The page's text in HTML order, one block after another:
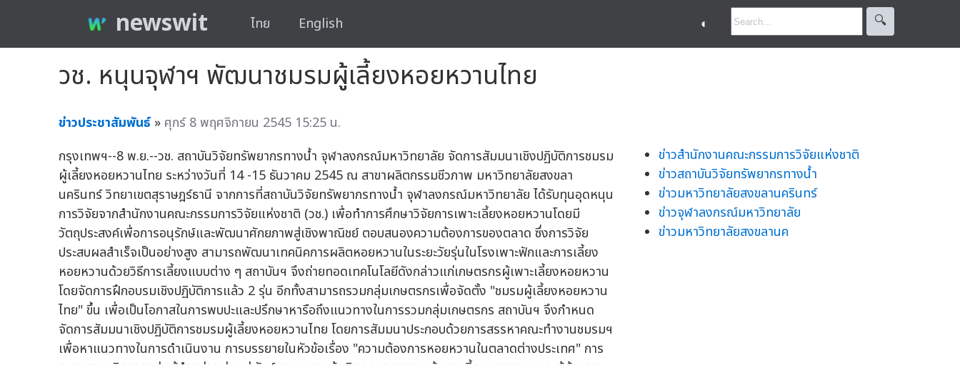
newswit ไทย English ◐ 🔍︎
วช. หนุนจุฬาฯ พัฒนาชมรมผู้เลี้ยงหอยหวานไทย
ข่าวประชาสัมพันธ์ » ศุกร์ 8 พฤศจิกายน 2545 15:25 น.
กรุงเทพฯ--8 พ.ย.--วช. สถาบันวิจัยทรัพยากรทางน้ำ จุฬาลงกรณ์มหาวิทยาลัย จัดการสัมมนาเชิงปฏิบัติการชมรม
ผู้เลี้ยงหอยหวานไทย ระหว่างวันที่ 14 -15 ธันวาคม 2545 ณ สาขาผลิตกรรมชีวภาพ มหาวิทยาลัยสงขลา
นครินทร์ วิทยาเขตสุราษฎร์ธานี จากการที่สถาบันวิจัยทรัพยากรทางน้ำ จุฬาลงกรณ์มหาวิทยาลัย ได้รับทุนอุดหนุน
การวิจัยจากสำนักงานคณะกรรมการวิจัยแห่งชาติ (วช.) เพื่อทำการศึกษาวิจัยการเพาะเลี้ยงหอยหวานโดยมี
วัตถุประสงค์เพื่อการอนุรักษ์และพัฒนาศักยภาพสู่เชิงพาณิชย์ ตอบสนองความต้องการของตลาด ซึ่งการวิจัย
ประสบผลสำเร็จเป็นอย่างสูง สามารถพัฒนาเทคนิคการผลิตหอยหวานในระยะวัยรุ่นในโรงเพาะฟักและการเลี้ยง
หอยหวานด้วยวิธีการเลี้ยงแบบต่าง ๆ สถาบันฯ จึงถ่ายทอดเทคโนโลยีดังกล่าวแก่เกษตรกรผู้เพาะเลี้ยงหอยหวาน
โดยจัดการฝึกอบรมเชิงปฏิบัติการแล้ว 2 รุ่น อีกทั้งสามารถรวมกลุ่มเกษตรกรเพื่อจัดตั้ง "ชมรมผู้เลี้ยงหอยหวาน
ไทย" ขึ้น เพื่อเป็นโอกาสในการพบปะและปรึกษาหารือถึงแนวทางในการรวมกลุ่มเกษตรกร สถาบันฯ จึงกำหนด
จัดการสัมมนาเชิงปฏิบัติการชมรมผู้เลี้ยงหอยหวานไทย โดยการสัมมนาประกอบด้วยการสรรหาคณะทำงานชมรมฯ
เพื่อหาแนวทางในการดำเนินงาน การบรรยายในหัวข้อเรื่อง "ความต้องการหอยหวานในตลาดต่างประเทศ" การ
ข่าวสำนักงานคณะกรรมการวิจัยแห่งชาติ
ข่าวสถาบันวิจัยทรัพยากรทางน้ำ
ข่าวมหาวิทยาลัยสงขลานครินทร์
ข่าวจุฬาลงกรณ์มหาวิทยาลัย
ข่าวมหาวิทยาลัยสงขลานค